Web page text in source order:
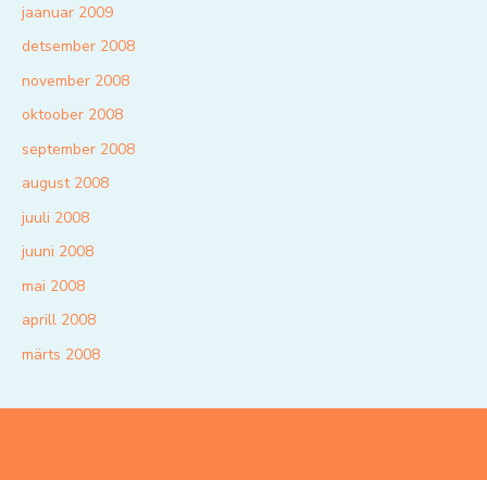
jaanuar 2009
detsember 2008
november 2008
oktoober 2008
september 2008
august 2008
juuli 2008
juuni 2008
mai 2008
aprill 2008
märts 2008